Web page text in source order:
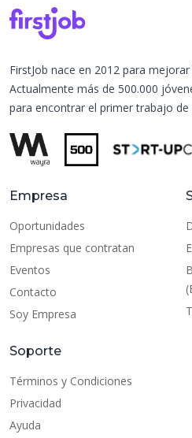
FirstJob nace en 2012 para
Actualmente más de 500.000
para encontrar el primer trabajo de
Empresa
Oportunidades
Empresas que contratan
Eventos
Contacto
Soy Empresa
Soporte
Términos y Condiciones
Privacidad
Ayuda